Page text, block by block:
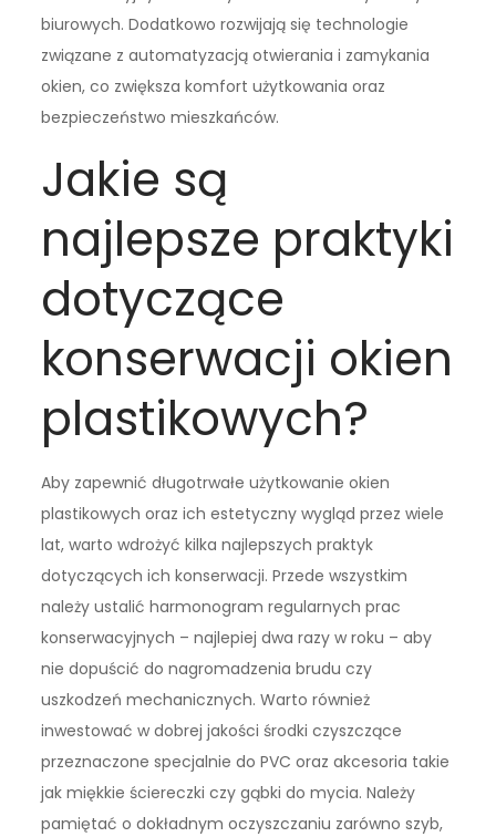
biurowych. Dodatkowo rozwijają się technologie
związane z automatyzacją otwierania i zamykania
okien, co zwiększa komfort użytkowania oraz
bezpieczeństwo mieszkańców.
Jakie są
najlepsze praktyki
dotyczące
konserwacji okien
plastikowych?
Aby zapewnić długotrwałe użytkowanie okien
plastikowych oraz ich estetyczny wygląd przez wiele
lat, warto wdrożyć kilka najlepszych praktyk
dotyczących ich konserwacji. Przede wszystkim
należy ustalić harmonogram regularnych prac
konserwacyjnych – najlepiej dwa razy w roku – aby
nie dopuścić do nagromadzenia brudu czy
uszkodzeń mechanicznych. Warto również
inwestować w dobrej jakości środki czyszczące
przeznaczone specjalnie do PVC oraz akcesoria takie
jak miękkie ściereczki czy gąbki do mycia. Należy
pamiętać o dokładnym oczyszczaniu zarówno szyb,